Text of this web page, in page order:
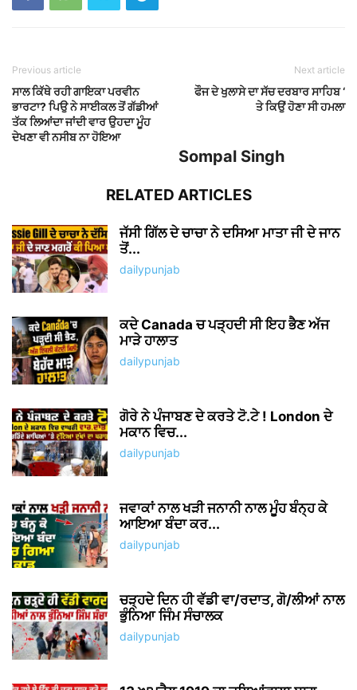
Previous article
ਸਾਲ ਕਿੱਥੇ ਰਹੀ ਗਾਇਕਾ ਪਰਵੀਨ
ਭਾਰਟਾ? ਪਿਉ ਨੇ ਸਾਈਕਲ ਤੋਂ ਗੱਡੀਆਂ
ਤੱਕ ਲਿਆਂਦਾ ਜਾਂਦੀ ਵਾਰ ਉਹਦਾ ਮੂੰਹ
ਦੇਖਣਾ ਵੀ ਨਸੀਬ ਨਾ ਹੋਇਆ
Next article
ਫੌਜ ਦੇ ਖੁਲਾਸੇ ਦਾ ਸੱਚ ਦਰਬਾਰ ਸਾਹਿਬ ‘
ਤੇ ਕਿਉਂ ਹੋਣਾ ਸੀ ਹਮਲਾ
Sompal Singh
RELATED ARTICLES
ਜੱਸੀ ਗਿੱਲ ਦੇ ਚਾਚਾ ਨੇ ਦਸਿਆ ਮਾਤਾ ਜੀ ਦੇ ਜਾਨ
ਤੋਂ...
dailypunjab
ਕਦੇ Canada ਚ ਪੜ੍ਹਦੀ ਸੀ ਇਹ ਭੈਣ ਅੱਜ
ਮਾੜੇ ਹਾਲਾਤ
dailypunjab
ਗੋਰੇ ਨੇ ਪੰਜਾਬਣ ਦੇ ਕਰਤੇ ਟੋ.ਟੇ ! London ਦੇ
ਮਕਾਨ ਵਿਚ...
dailypunjab
ਜਵਾਕਾਂ ਨਾਲ ਖੜੀ ਜਨਾਨੀ ਨਾਲ ਮੂੰਹ ਬੰਨ੍ਹ ਕੇ
ਆਇਆ ਬੰਦਾ ਕਰ...
dailypunjab
ਚੜ੍ਹਦੇ ਦਿਨ ਹੀ ਵੱਡੀ ਵਾ/ਰਦਾਤ, ਗੋ/ਲੀਆਂ ਨਾਲ
ਭੁੰਨਿਆ ਜਿੰਮ ਸੰਚਾਲਕ
dailypunjab